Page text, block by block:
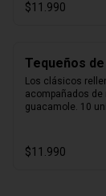
$11.990
Tequeños
Los clásicos
acompañados
guacamole. 10
$11.990